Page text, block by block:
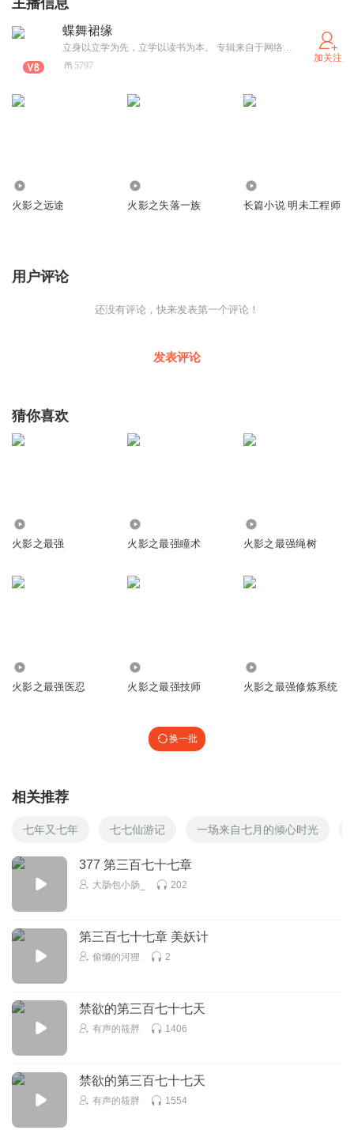
主播信息
蝶舞裙缘
立身以立学为先，立学以读书为本。 专辑来自于网络，若侵权联系下架。
5797
加关注
火影之远途 火影之失落一族 长篇小说 明未工程师
用户评论
还没有评论，快来发表第一个评论！
发表评论
猜你喜欢
火影之最强 火影之最强瞳术 火影之最强绳树
火影之最强医忍 火影之最强技师 火影之最强修炼系统
换一批
相关推荐
七年又七年 七七仙游记 一场来自七月的倾心时光
377 第三百七十七章
大肠包小肠_ 202
第三百七十七章 美妖计
偷懒的河狸 2
禁欲的第三百七十七天
有声的筱胖 1406
禁欲的第三百七十七天
有声的筱胖 1554